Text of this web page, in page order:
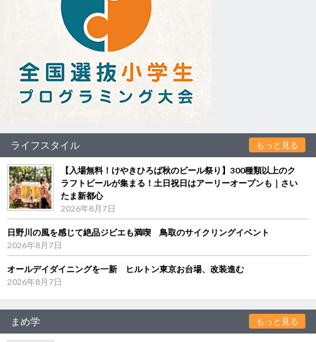
ライフスタイル もっと見る
【入場無料！けやきひろば秋のビール祭り】300種類以上のク
ラフトビールが集まる！土日祝日はアーリーオープンも｜さい
たま新都心
2026年8月7日
日野川の風を感じて絶品ジビエも満喫 鳥取のサイクリングイベント
2026年8月7日
オールデイダイニングを一新 ヒルトン東京お台場、改装進む
2026年8月7日
まめ学 もっと見る